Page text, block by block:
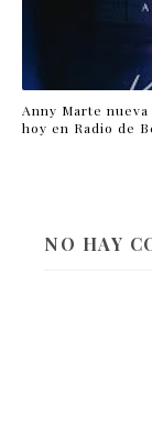
Anny Marte
hoy en Radio de
NO HAY